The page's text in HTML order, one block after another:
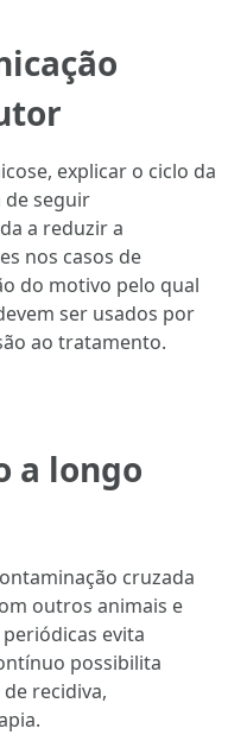
explicar o ciclo da
de seguir
a reduzir a
nos casos de
do motivo pelo qual
ser usados por
ao tratamento.
a longo
cruzada
outros animais e
evita
possibilita
recidiva,